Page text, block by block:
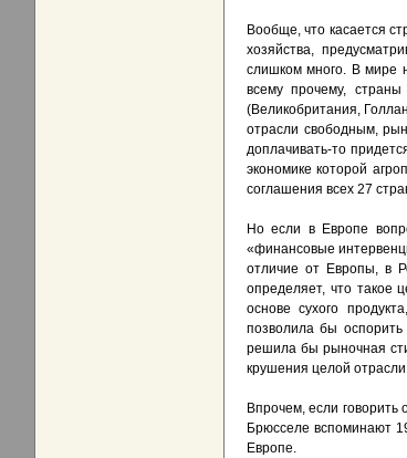
Вообще, что касается
хозяйства,
слишком много. В мире
всему прочему,
(Великобритания,
отрасли свободным,
доплачивать-то
экономике которой
соглашения всех 27
Но если в Европе
«финансовые
отличие от Европы, в
определяет, что такое
основе сухого
позволила бы
решила бы рыночная
крушения целой
Впрочем, если
Брюсселе вспоминают
Европе.